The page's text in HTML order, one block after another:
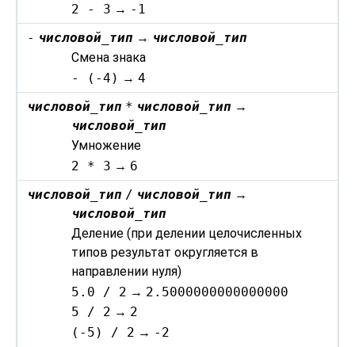
2 - 3 → -1
- числовой_тип → числовой_тип
Смена знака
- (-4) →4
числовой_тип * числовой_тип →
числовой_тип
Умножение
2 * 3 → 6
числовой_тип / числовой_тип →
числовой_тип
Деление (при делении целочисленных
типов результат округляется в
направлении нуля)
5.0 / 2 → 2.5000000000000000
5 / 2 → 2
(-5) / 2 → -2